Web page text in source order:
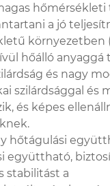
a jó
környezetben
hőálló anyaggá
és nagy
szilárdsággal és
és képes
hőtágulási
együttható,
stabilitást a